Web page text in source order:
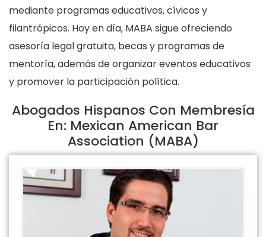
mediante programas educativos, cívicos y
filantrópicos. Hoy en día, MABA sigue ofreciendo
asesoría legal gratuita, becas y programas de
mentoría, además de organizar eventos educativos
y promover la participación política.
Abogados Hispanos Con Membresía
En: Mexican American Bar
Association (MABA)